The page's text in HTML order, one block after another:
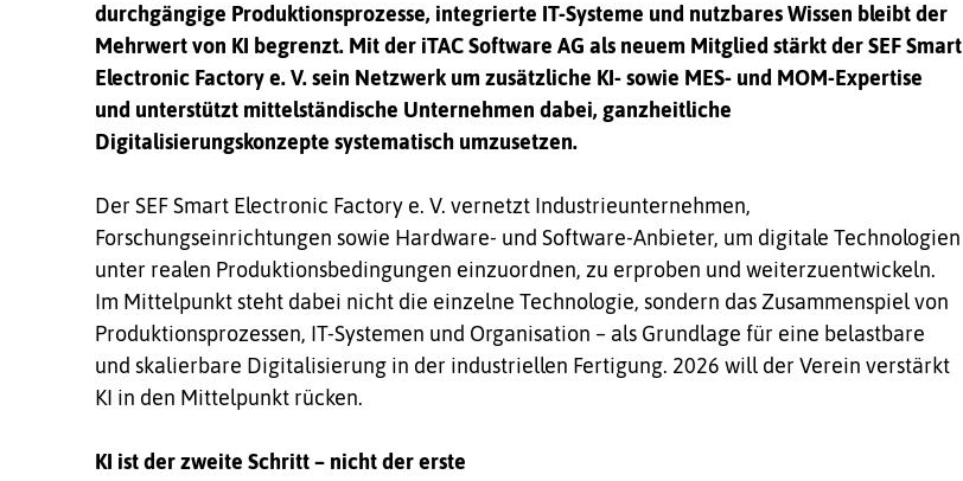
durchgängige Produktionsprozesse, integrierte IT-Systeme und nutzbares Wissen bleibt der
Mehrwert von KI begrenzt. Mit der iTAC Software AG als neuem Mitglied stärkt der SEF Smart
Electronic Factory e. V. sein Netzwerk um zusätzliche KI- sowie MES- und MOM-Expertise
und unterstützt mittelständische Unternehmen dabei, ganzheitliche
Digitalisierungskonzepte systematisch umzusetzen.
Der SEF Smart Electronic Factory e. V. vernetzt Industrieunternehmen,
Forschungseinrichtungen sowie Hardware- und Software-Anbieter, um digitale Technologien
unter realen Produktionsbedingungen einzuordnen, zu erproben und weiterzuentwickeln.
Im Mittelpunkt steht dabei nicht die einzelne Technologie, sondern das Zusammenspiel von
Produktionsprozessen, IT-Systemen und Organisation – als Grundlage für eine belastbare
und skalierbare Digitalisierung in der industriellen Fertigung. 2026 will der Verein verstärkt
KI in den Mittelpunkt rücken.
KI ist der zweite Schritt – nicht der erste